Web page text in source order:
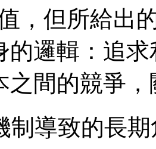
，但所給出
的邏輯：追
之間的競爭
制導致的長